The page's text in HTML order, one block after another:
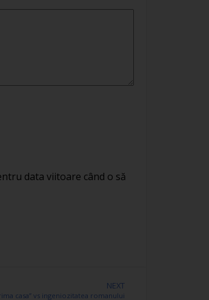
data viitoare când o să
NEXT
casa” vs ingeniozitatea romanului